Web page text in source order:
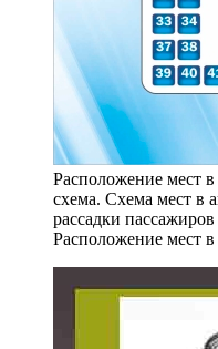
Расположение мест в
схема. Схема мест в
рассадки пассажиров
Расположение мест